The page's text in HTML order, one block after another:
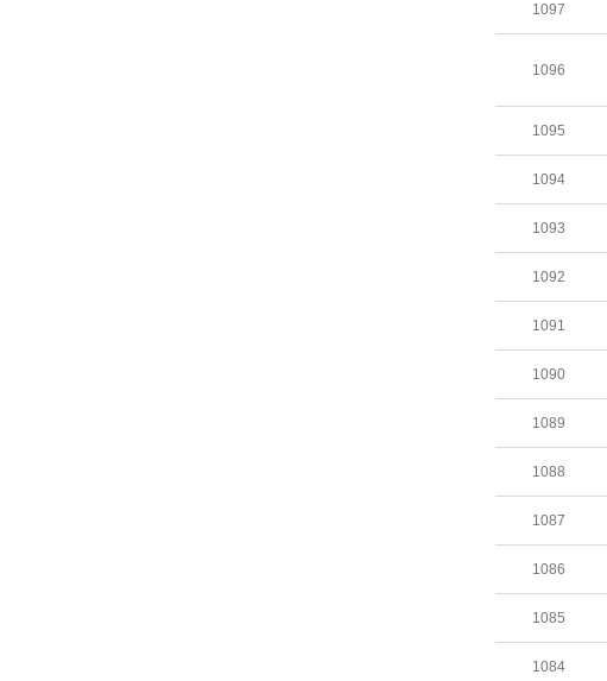
1097
1096
1095
1094
1093
1092
1091
1090
1089
1088
1087
1086
1085
1084